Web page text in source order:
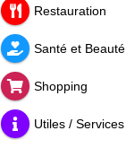
Restauration
Santé et Beauté
Shopping
Utiles / Services